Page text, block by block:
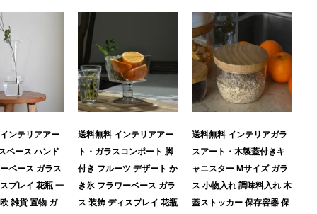
ンテリアアー
ベース ハンド
ベース ガラス
プレイ 花瓶 一
雑貨 置物 ガ
送料無料 インテリアアー
ト・ガラスコンポート 脚
付き フルーツ デザート か
き氷 フラワーベース ガラ
ス 装飾 ディスプレイ 花瓶
送料無料 インテリアガラ
スアート・木製蓋付きキ
ャニスター Mサイズ ガラ
ス 小物入れ 調味料入れ 木
蓋ストッカー 保存容器 保